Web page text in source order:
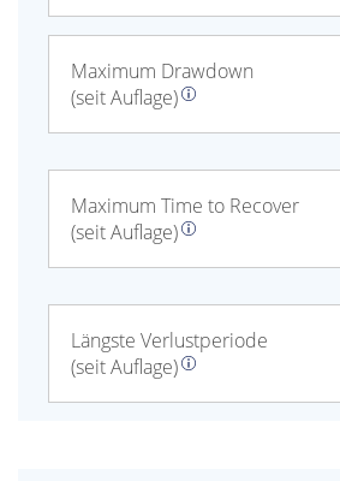
Maximum Drawdown
(seit Auflage)
Maximum Time to Recover
(seit Auflage)
Längste Verlust­periode
(seit Auflage)